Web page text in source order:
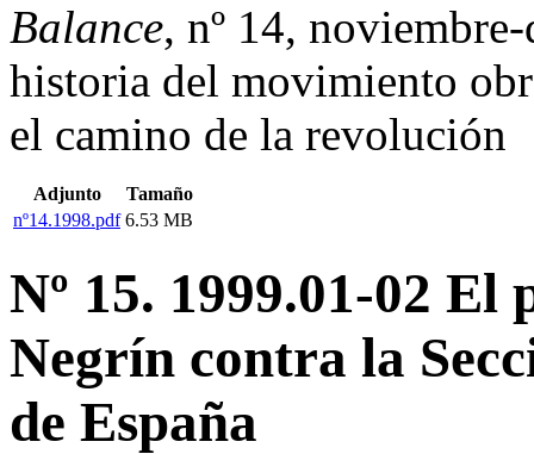
Balance, nº 14,
historia del movimiento
el camino de la revolución
Adjunto
Tamaño
nº14.1998.pdf 6.53 MB
Nº 15. 1999.01-02 El
Negrín contra la
de España